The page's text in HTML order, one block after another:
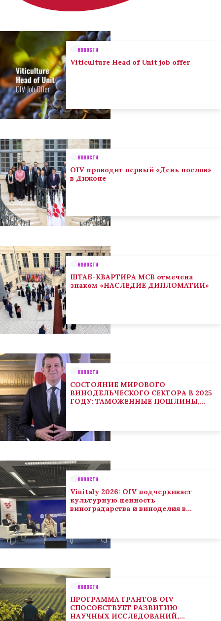
НОВОСТИ
Viticulture Head of Unit job offer
НОВОСТИ
OIV проводит первый «День послов»
в Дижоне
НОВОСТИ
ШТАБ-КВАРТИРА МСВ отмечена
знаком «НАСЛЕДИЕ ДИПЛОМАТИИ»
НОВОСТИ
СОСТОЯНИЕ МИРОВОГО
ВИНОДЕЛЬЧЕСКОГО СЕКТОРА В 2025
ГОДУ: ТАМОЖЕННЫЕ ПОШЛИНЫ,
НОВОСТИ
Vinitaly 2026: OIV подчеркивает
культурную ценность
виноградарства и виноделия в
НОВОСТИ
ПРОГРАММА ГРАНТОВ OIV
СПОСОБСТВУЕТ РАЗВИТИЮ
НАУЧНЫХ ИССЛЕДОВАНИЙ,